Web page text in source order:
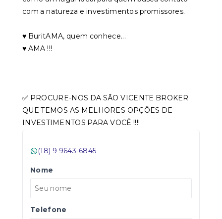
com a natureza e investimentos promissores.
♥️ BuritAMA, quem conhece...
♥️ AMA !!!
✅ PROCURE-NOS DA SÃO VICENTE BROKER
QUE TEMOS AS MELHORES OPÇÕES DE
INVESTIMENTOS PARA VOCÊ !!!!
(18) 9 9643-6845
Nome
Telefone